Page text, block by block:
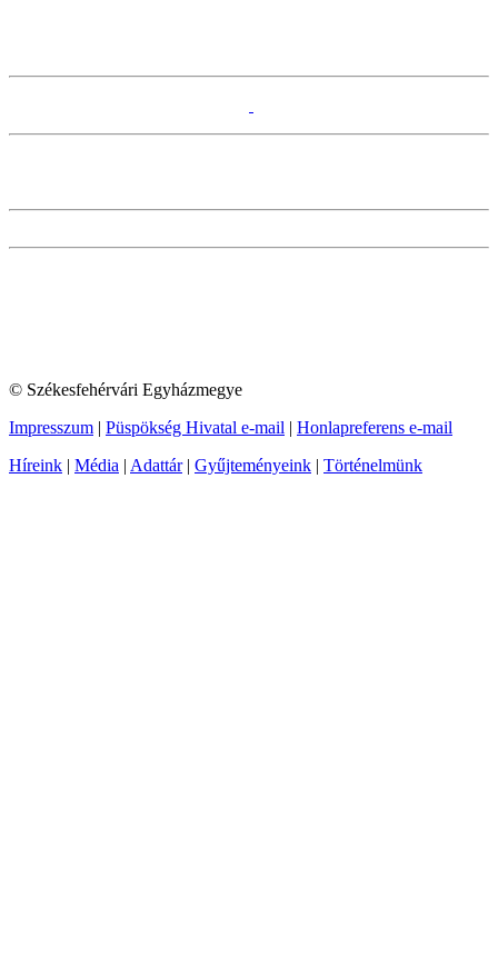
© Székesfehérvári Egyházmegye
Impresszum | Püspökség Hivatal e-mail | Honlapreferens e-mail
Híreink | Média | Adattár| Gyűjteményeink | Történelmünk